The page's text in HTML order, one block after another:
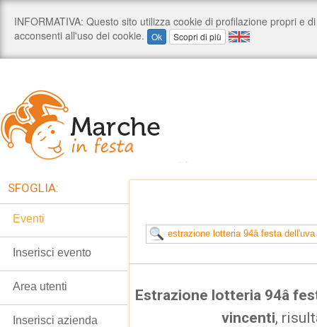
Estrazione lotteria 94â
vincenti,
SFOGLIA:
Eventi
Inserisci evento
Area utenti
Inserisci azienda